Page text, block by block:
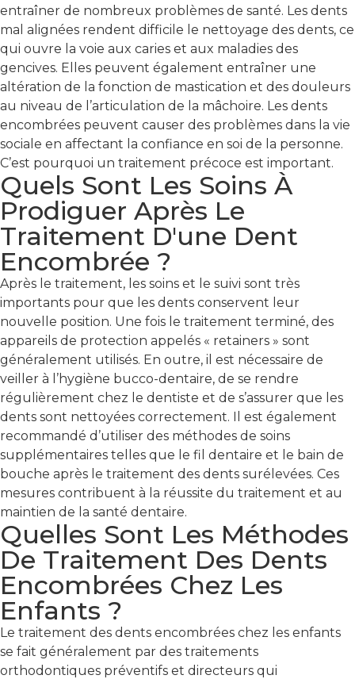
entraîner de nombreux problèmes de santé. Les dents
mal alignées rendent difficile le nettoyage des dents, ce
qui ouvre la voie aux caries et aux maladies des
gencives. Elles peuvent également entraîner une
altération de la fonction de mastication et des douleurs
au niveau de l’articulation de la mâchoire. Les dents
encombrées peuvent causer des problèmes dans la vie
sociale en affectant la confiance en soi de la personne.
C’est pourquoi un traitement précoce est important.
Quels Sont Les Soins À
Prodiguer Après Le
Traitement D'une Dent
Encombrée ?
Après le traitement, les soins et le suivi sont très
importants pour que les dents conservent leur
nouvelle position. Une fois le traitement terminé, des
appareils de protection appelés « retainers » sont
généralement utilisés. En outre, il est nécessaire de
veiller à l’hygiène bucco-dentaire, de se rendre
régulièrement chez le dentiste et de s’assurer que les
dents sont nettoyées correctement. Il est également
recommandé d’utiliser des méthodes de soins
supplémentaires telles que le fil dentaire et le bain de
bouche après le traitement des dents surélevées. Ces
mesures contribuent à la réussite du traitement et au
maintien de la santé dentaire.
Quelles Sont Les Méthodes
De Traitement Des Dents
Encombrées Chez Les
Enfants ?
Le traitement des dents encombrées chez les enfants
se fait généralement par des traitements
orthodontiques préventifs et directeurs qui